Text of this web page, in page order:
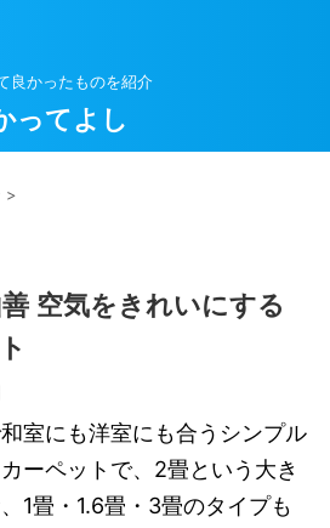
良かったものを紹介
ってよし
>
空気をきれいにする
室にも洋室にも合うシンプル
ーペットで、2畳という大き
1畳・1.6畳・3畳のタイプも